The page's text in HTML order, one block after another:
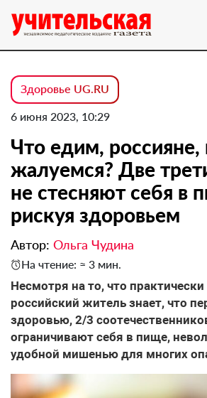
Здоровье UG.RU
6 июня 2023, 10:29
Что едим, россияне,
жалуемся? Две
не стесняют себя в
рискуя здоровьем
Автор: Ольга Чудина
На чтение: ≈ 3 мин.
Несмотря на то, что
российский житель знает, что
здоровью, 2/3
ограничивают себя в пище,
удобной мишенью для многих